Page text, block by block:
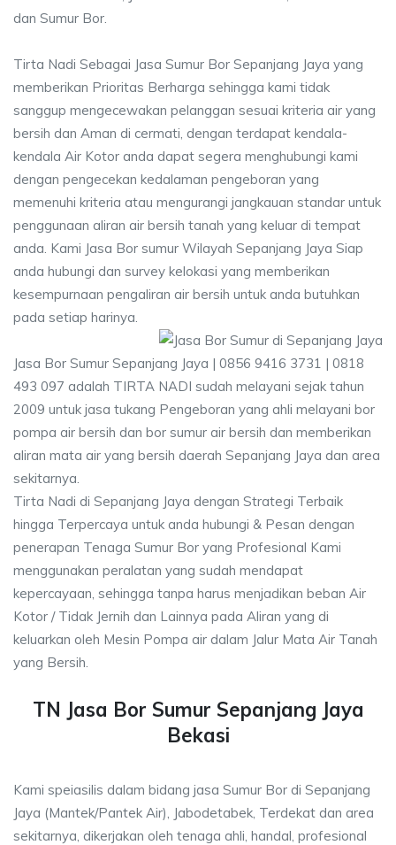
dan Sumur Bor.
Tirta Nadi Sebagai Jasa Sumur Bor Sepanjang Jaya yang
memberikan Prioritas Berharga sehingga kami tidak
sanggup mengecewakan pelanggan sesuai kriteria air yang
bersih dan Aman di cermati, dengan terdapat kendala-
kendala Air Kotor anda dapat segera menghubungi kami
dengan pengecekan kedalaman pengeboran yang
memenuhi kriteria atau mengurangi jangkauan standar untuk
penggunaan aliran air bersih tanah yang keluar di tempat
anda. Kami Jasa Bor sumur Wilayah Sepanjang Jaya Siap
anda hubungi dan survey kelokasi yang memberikan
kesempurnaan pengaliran air bersih untuk anda butuhkan
pada setiap harinya.
Jasa Bor Sumur Sepanjang Jaya | 0856 9416 3731 | 0818
493 097 adalah TIRTA NADI sudah melayani sejak tahun
2009 untuk jasa tukang Pengeboran yang ahli melayani bor
pompa air bersih dan bor sumur air bersih dan memberikan
aliran mata air yang bersih daerah Sepanjang Jaya dan area
sekitarnya.
Tirta Nadi di Sepanjang Jaya dengan Strategi Terbaik
hingga Terpercaya untuk anda hubungi & Pesan dengan
penerapan Tenaga Sumur Bor yang Profesional Kami
menggunakan peralatan yang sudah mendapat
kepercayaan, sehingga tanpa harus menjadikan beban Air
Kotor / Tidak Jernih dan Lainnya pada Aliran yang di
keluarkan oleh Mesin Pompa air dalam Jalur Mata Air Tanah
yang Bersih.
TN Jasa Bor Sumur Sepanjang Jaya
Bekasi
Kami speiasilis dalam bidang jasa Sumur Bor di Sepanjang
Jaya (Mantek/Pantek Air), Jabodetabek, Terdekat dan area
sekitarnya, dikerjakan oleh tenaga ahli, handal, profesional